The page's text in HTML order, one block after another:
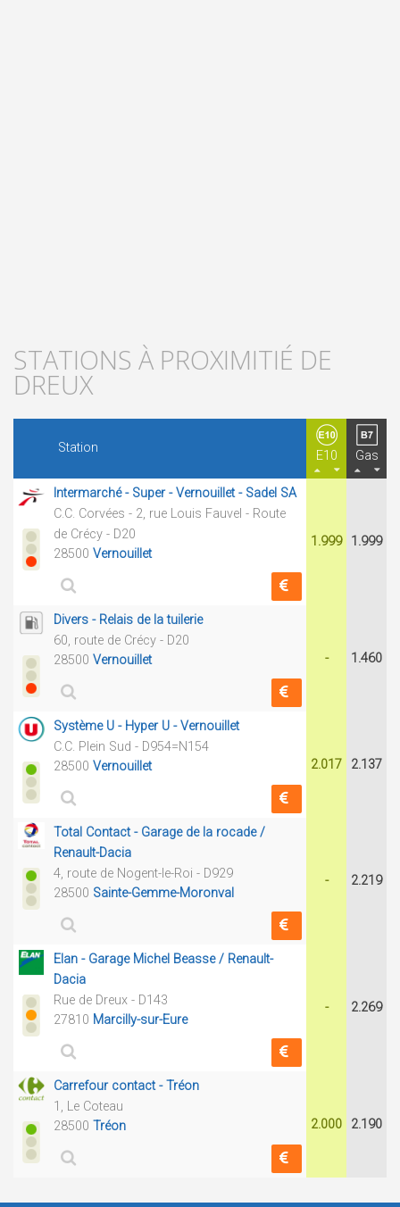
STATIONS À PROXIMITIÉ DE
DREUX
Station
E10 Gas
Intermarché - Super - Vernouillet - Sadel SA
C.C. Corvées - 2, rue Louis Fauvel - Route
de Crécy - D20
28500 Vernouillet
1.999 1.999
Divers - Relais de la tuilerie
60, route de Crécy - D20
28500 Vernouillet - 1.460
Système U - Hyper U - Vernouillet
C.C. Plein Sud - D954=N154
28500 Vernouillet 2.017 2.137
Total Contact - Garage de la rocade /
Renault-Dacia
4, route de Nogent-le-Roi - D929
28500 Sainte-Gemme-Moronval
- 2.219
Elan - Garage Michel Beasse / Renault-
Dacia
Rue de Dreux - D143
27810 Marcilly-sur-Eure
- 2.269
Carrefour contact - Tréon
1, Le Coteau
28500 Tréon 2.000 2.190